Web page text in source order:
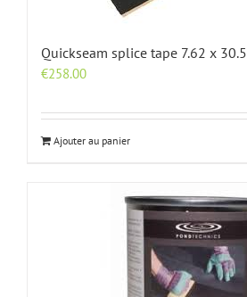
Quickseam splice tape 7.62 x 30.5
€258.00
Ajouter au panier